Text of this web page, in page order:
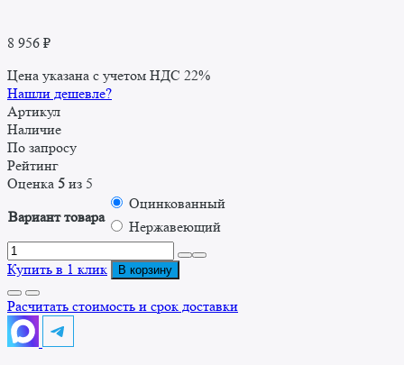
8 956 ₽
Цена указана с учетом НДС 22%
Нашли дешевле?
Артикул
Наличие
По запросу
Рейтинг
Оценка 5 из 5
Вариант товара
Оцинкованный
Нержавеющий
Количество
товара
вставка
CВ
300x600x860
Купить в 1 клик В корзину
Расчитать стоимость и срок доставки